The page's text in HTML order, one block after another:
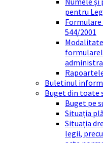
pentru
544/2001
Buletinul
Buget din toate
Buget pe
Situația
Situația
legii,